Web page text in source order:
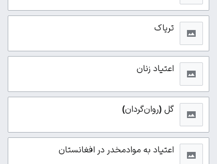
تریاک
اعتیاد زنان
گل (روان‌گردان)
اعتیاد به موادمخدر در افغانستان